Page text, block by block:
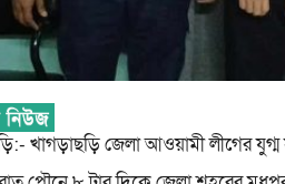
খাগড়াছড়ি জেলা আওয়ামী লীগের